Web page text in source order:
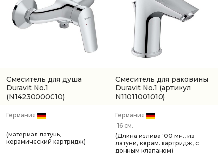
Смеситель для душа
Duravit No.1
(N14230000010)
Германия
(материал латунь,
керамический картридж)
Смеситель для раковины
Duravit No.1 (артикул
N11011001010)
Германия
16 см.
(Длина излива 100 мм., из
латуни, керам. картридж, с
донным клапаном)